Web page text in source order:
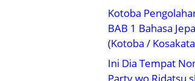
Kotoba
BAB 1 Bahasa
(Kotoba /
Ini Dia Tempat